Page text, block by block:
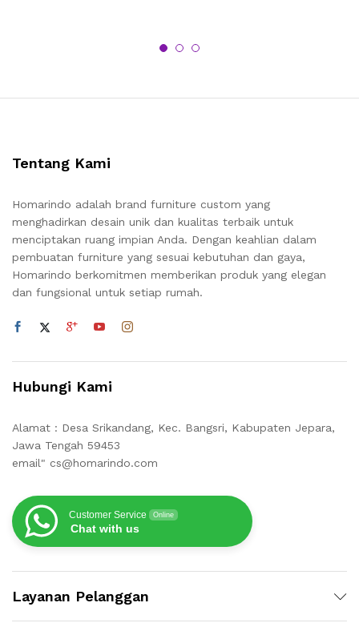
Tentang Kami
Homarindo adalah brand furniture custom yang
menghadirkan desain unik dan kualitas terbaik untuk
menciptakan ruang impian Anda. Dengan keahlian dalam
pembuatan furniture yang sesuai kebutuhan dan gaya,
Homarindo berkomitmen memberikan produk yang elegan
dan fungsional untuk setiap rumah.
Hubungi Kami
Alamat : Desa Srikandang, Kec. Bangsri, Kabupaten Jepara,
Jawa Tengah 59453
email" cs@homarindo.com
Customer Service Online
Chat with us
Layanan Pelanggan